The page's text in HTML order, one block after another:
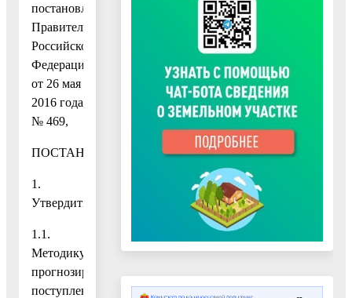
постановлением
Правительства
Российской
Федерации
от 26 мая
2016 года
№ 469,
ПОСТАНОВЛЯЮ:
1.
Утвердить:
1.1.
Методику
прогнозирования
поступлений